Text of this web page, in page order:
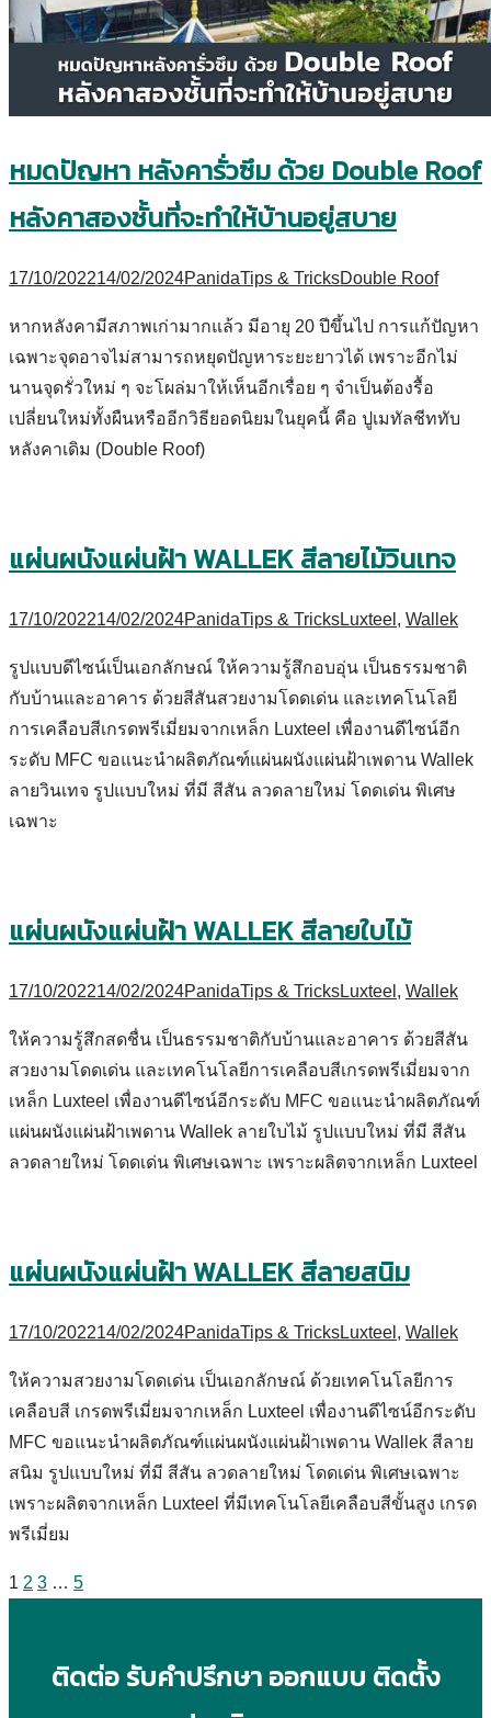
หมดปัญหา หลังคารั่วซึม ด้วย Double Roof
หลังคาสองชั้นที่จะทำให้บ้านอยู่สบาย
17/10/202214/02/2024PanidaTips & TricksDouble Roof
หากหลังคามีสภาพเก่ามากแล้ว มีอายุ 20 ปีขึ้นไป การแก้ปัญหา
เฉพาะจุดอาจไม่สามารถหยุดปัญหาระยะยาวได้ เพราะอีกไม่
นานจุดรั่วใหม่ ๆ จะโผล่มาให้เห็นอีกเรื่อย ๆ จำเป็นต้องรื้อ
เปลี่ยนใหม่ทั้งผืนหรืออีกวิธียอดนิยมในยุคนี้ คือ ปูเมทัลชีททับ
หลังคาเดิม (Double Roof)
แผ่นผนังแผ่นฝ้า WALLEK สีลายไม้วินเทจ
17/10/202214/02/2024PanidaTips & TricksLuxteel , Wallek
รูปแบบดีไซน์เป็นเอกลักษณ์ ให้ความรู้สึกอบอุ่น เป็นธรรมชาติ
กับบ้านและอาคาร ด้วยสีสันสวยงามโดดเด่น และเทคโนโลยี
การเคลือบสีเกรดพรีเมี่ยมจากเหล็ก Luxteel เพื่องานดีไซน์อีก
ระดับ MFC ขอแนะนำผลิตภัณฑ์แผ่นผนังแผ่นฝ้าเพดาน Wallek
ลายวินเทจ รูปแบบใหม่ ที่มี สีสัน ลวดลายใหม่ โดดเด่น พิเศษ
เฉพาะ
แผ่นผนังแผ่นฝ้า WALLEK สีลายใบไม้
17/10/202214/02/2024PanidaTips & TricksLuxteel , Wallek
ให้ความรู้สึกสดชื่น เป็นธรรมชาติกับบ้านและอาคาร ด้วยสีสัน
สวยงามโดดเด่น และเทคโนโลยีการเคลือบสีเกรดพรีเมี่ยมจาก
เหล็ก Luxteel เพื่องานดีไซน์อีกระดับ MFC ขอแนะนำผลิตภัณฑ์
แผ่นผนังแผ่นฝ้าเพดาน Wallek ลายใบไม้ รูปแบบใหม่ ที่มี สีสัน
ลวดลายใหม่ โดดเด่น พิเศษเฉพาะ เพราะผลิตจากเหล็ก Luxteel
แผ่นผนังแผ่นฝ้า WALLEK สีลายสนิม
17/10/202214/02/2024PanidaTips & TricksLuxteel , Wallek
ให้ความสวยงามโดดเด่น เป็นเอกลักษณ์ ด้วยเทคโนโลยีการ
เคลือบสี เกรดพรีเมี่ยมจากเหล็ก Luxteel เพื่องานดีไซน์อีกระดับ
MFC ขอแนะนำผลิตภัณฑ์แผ่นผนังแผ่นฝ้าเพดาน Wallek สีลาย
สนิม รูปแบบใหม่ ที่มี สีสัน ลวดลายใหม่ โดดเด่น พิเศษเฉพาะ
เพราะผลิตจากเหล็ก Luxteel ที่มีเทคโนโลยีเคลือบสีขั้นสูง เกรด
พรีเมี่ยม
1 2 3 … 5
ติดต่อ รับคำปรึกษา ออกแบบ ติดตั้ง